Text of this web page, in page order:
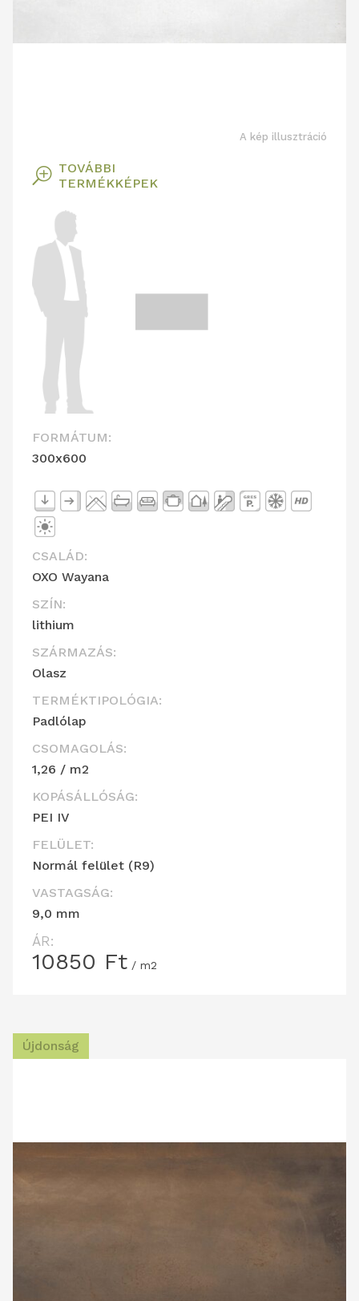
A kép illusztráció
T TOVÁBBI
TERMÉKKÉPEK
FORMÁTUM:
300x600
CSALÁD:
OXO Wayana
SZÍN:
lithium
SZÁRMAZÁS:
Olasz
TERMÉKTIPOLÓGIA:
Padlólap
CSOMAGOLÁS:
1,26 / m2
KOPÁSÁLLÓSÁG:
PEI IV
FELÜLET:
Normál felület (R9)
VASTAGSÁG:
9,0 mm
ÁR:
10850 Ft / m2
Újdonság